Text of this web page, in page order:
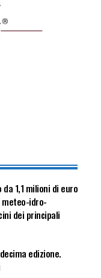
1,1 milioni di euro
idro-
dei principali
edizione.